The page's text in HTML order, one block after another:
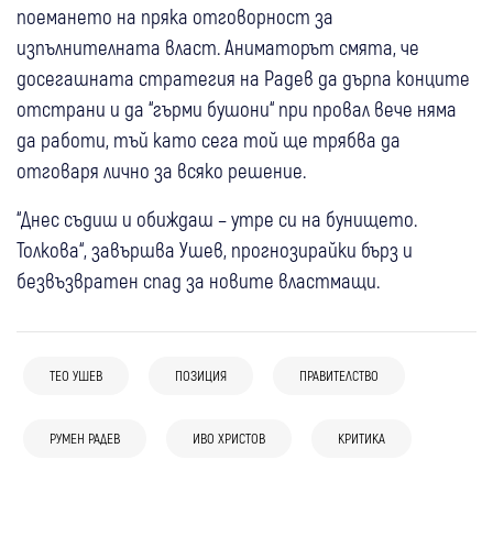
поемането на пряка отговорност за
изпълнителната власт. Аниматорът смята, че
досегашната стратегия на Радев да дърпа конците
отстрани и да “гърми бушони“ при провал вече няма
да работи, тъй като сега той ще трябва да
отговаря лично за всяко решение.
“Днес съдиш и обиждаш – утре си на бунището.
Толкова“, завършва Ушев, прогнозирайки бърз и
безвъзвратен спад за новите властмащи.
ТЕО УШЕВ ПОЗИЦИЯ ПРАВИТЕЛСТВО
РУМЕН РАДЕВ ИВО ХРИСТОВ КРИТИКА
находището “Хан Тервел“ на Турция
Банско 06 авг
всички, които посещават България да не
Банско
антисемитски инцидент, случаят не
Банско 05 авг